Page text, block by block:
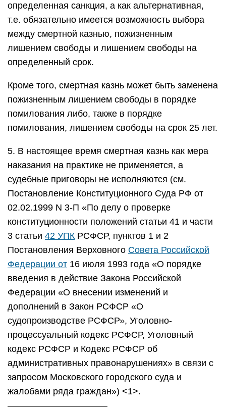
определенная санкция, а как альтернативная,
т.е. обязательно имеется возможность выбора
между смертной казнью, пожизненным
лишением свободы и лишением свободы на
определенный срок.
Кроме того, смертная казнь может быть заменена
пожизненным лишением свободы в порядке
помилования либо, также в порядке
помилования, лишением свободы на срок 25 лет.
5. В настоящее время смертная казнь как мера
наказания на практике не применяется, а
судебные приговоры не исполняются (см.
Постановление Конституционного Суда РФ от
02.02.1999 N 3-П «По делу о проверке
конституционности положений статьи 41 и части
3 статьи 42 УПКРСФСР, пунктов 1 и 2
Постановления Верховного Совета Российской
Федерации от 16 июля 1993 года «О порядке
введения в действие Закона Российской
Федерации «О внесении изменений и
дополнений в Закон РСФСР «О
судопроизводстве РСФСР», Уголовно-
процессуальный кодекс РСФСР, Уголовный
кодекс РСФСР и Кодекс РСФСР об
административных правонарушениях» в связи с
запросом Московского городского суда и
жалобами ряда граждан») <1>.
———————————